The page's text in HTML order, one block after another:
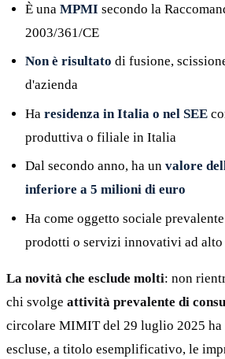
È una MPMI secondo la
2003/361/CE
Non è risultato di fusione,
d'azienda
Ha residenza in Italia o nel SEE
produttiva o filiale in Italia
Dal secondo anno, ha un valore
inferiore a 5 milioni di euro
Ha come oggetto sociale
prodotti o servizi innovativi ad
La novità che esclude molti: non
chi svolge attività prevalente di
circolare MIMIT del 29 luglio 2025 ha
escluse, a titolo esemplificativo, le